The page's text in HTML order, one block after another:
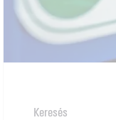
NEWSROOM